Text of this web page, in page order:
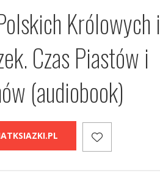
Królowych i
Czas Piastów i
(audiobook)